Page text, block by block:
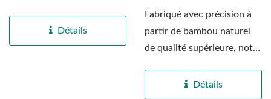
Détails
Fabriqué avec précision à
partir de bambou naturel
de qualité supérieure, notre
Détails